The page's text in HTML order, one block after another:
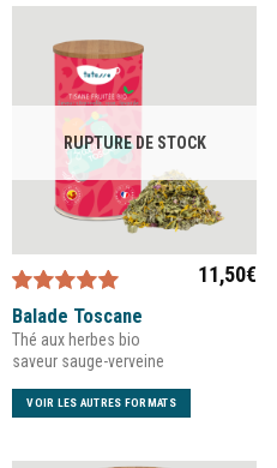
RUPTURE DE STOCK
Note4.86
sur 5
Balade Toscane
Thé aux herbes bio
saveur sauge-verveine
11,50€
VOIR LES AUTRES FORMATS